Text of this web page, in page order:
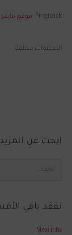
Pingback: موقع
التعليقات مغلقة.
ابحث عن المزيد
ث
تفقد باقي
Maxi info